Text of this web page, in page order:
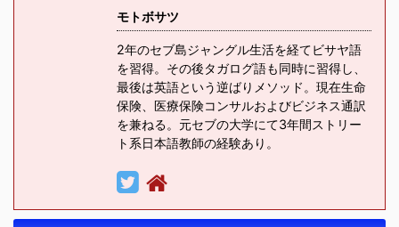
モトボサツ
2年のセブ島ジャングル生活を経てビサヤ語
を習得。その後タガログ語も同時に習得し、
最後は英語という逆ばりメソッド。現在生命
保険、医療保険コンサルおよびビジネス通訳
を兼ねる。元セブの大学にて3年間ストリー
ト系日本語教師の経験あり。